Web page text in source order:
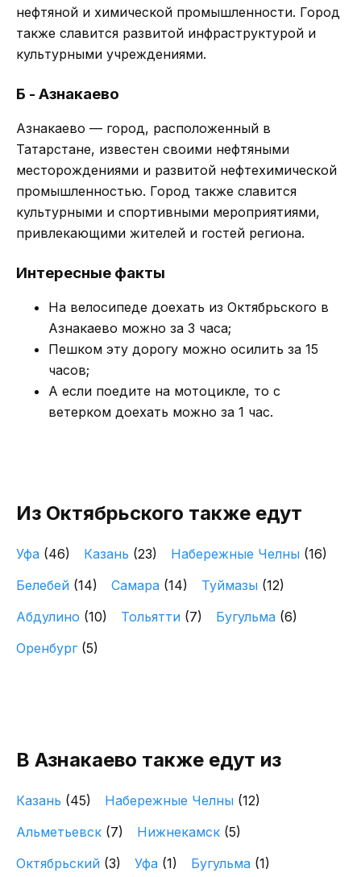
нефтяной и химической промышленности. Город
также славится развитой инфраструктурой и
культурными учреждениями.
Б - Азнакаево
Азнакаево — город, расположенный в
Татарстане, известен своими нефтяными
месторождениями и развитой нефтехимической
промышленностью. Город также славится
культурными и спортивными мероприятиями,
привлекающими жителей и гостей региона.
Интересные факты
На велосипеде доехать из Октябрьского в
Азнакаево можно за 3 часа;
Пешком эту дорогу можно осилить за 15
часов;
А если поедите на мотоцикле, то с
ветерком доехать можно за 1 час.
Из Октябрьского также едут
Уфа (46) Казань (23) Набережные Челны (16)
Белебей (14) Самара (14) Туймазы (12)
Абдулино (10) Тольятти (7) Бугульма (6)
Оренбург (5)
В Азнакаево также едут из
Казань (45) Набережные Челны (12)
Альметьевск (7) Нижнекамск (5)
Октябрьский (3) Уфа (1) Бугульма (1)